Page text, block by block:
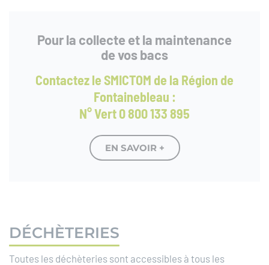
Pour la collecte et la maintenance
de vos bacs
Contactez le SMICTOM de la Région de
Fontainebleau :
N° Vert 0 800 133 895
EN SAVOIR +
DÉCHÈTERIES
Toutes les déchèteries sont accessibles à tous les